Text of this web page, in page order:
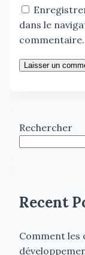
dans le
commentaire.
Laisser un
Rechercher
Recent
Comment les